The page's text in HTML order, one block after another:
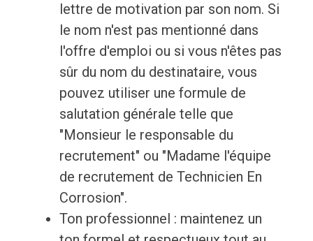
lettre de motivation par son nom. Si
le nom n'est pas mentionné dans
l'offre d'emploi ou si vous n'êtes pas
sûr du nom du destinataire, vous
pouvez utiliser une formule de
salutation générale telle que
"Monsieur le responsable du
recrutement" ou "Madame l'équipe
de recrutement de Technicien En
Corrosion".
Ton professionnel : maintenez un